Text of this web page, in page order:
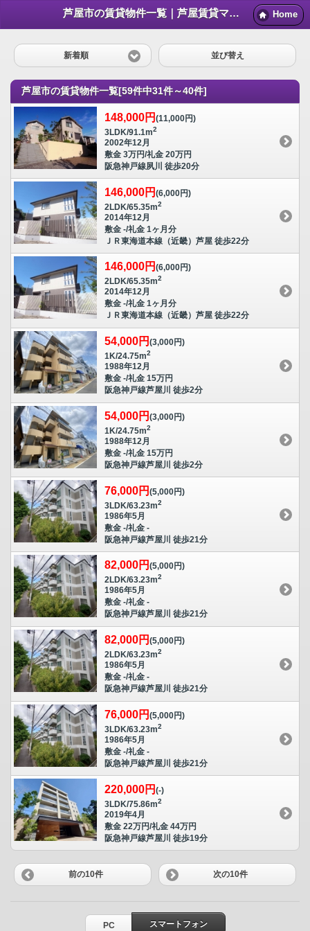
芦屋市の賃貸物件一覧｜芦屋賃貸マンション情報NET Home
新着順 並び替え
芦屋市の賃貸物件一覧[59件中31件～40件]
148,000円 (11,000円)
3LDK/91.1m2
2002年12月
敷金 3万円/礼金 20万円
阪急神戸線夙川 徒歩20分
146,000円 (6,000円)
2LDK/65.35m2
2014年12月
敷金 -/礼金 1ヶ月分
ＪＲ東海道本線（近畿）芦屋 徒歩22分
146,000円 (6,000円)
2LDK/65.35m2
2014年12月
敷金 -/礼金 1ヶ月分
ＪＲ東海道本線（近畿）芦屋 徒歩22分
54,000円 (3,000円)
1K/24.75m2
1988年12月
敷金 -/礼金 15万円
阪急神戸線芦屋川 徒歩2分
54,000円 (3,000円)
1K/24.75m2
1988年12月
敷金 -/礼金 15万円
阪急神戸線芦屋川 徒歩2分
76,000円 (5,000円)
3LDK/63.23m2
1986年5月
敷金 -/礼金 -
阪急神戸線芦屋川 徒歩21分
82,000円 (5,000円)
2LDK/63.23m2
1986年5月
敷金 -/礼金 -
阪急神戸線芦屋川 徒歩21分
82,000円 (5,000円)
2LDK/63.23m2
1986年5月
敷金 -/礼金 -
阪急神戸線芦屋川 徒歩21分
76,000円 (5,000円)
3LDK/63.23m2
1986年5月
敷金 -/礼金 -
阪急神戸線芦屋川 徒歩21分
220,000円 (-)
3LDK/75.86m2
2019年4月
敷金 22万円/礼金 44万円
阪急神戸線芦屋川 徒歩19分
前の10件 次の10件
PC スマートフォン